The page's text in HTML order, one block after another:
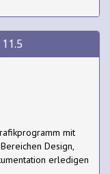
mit
Design,
erledigen